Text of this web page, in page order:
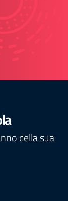
della sua